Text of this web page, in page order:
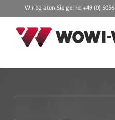
Inhalt
springen
Wir beraten Sie gerne: +49 (0) 5056-